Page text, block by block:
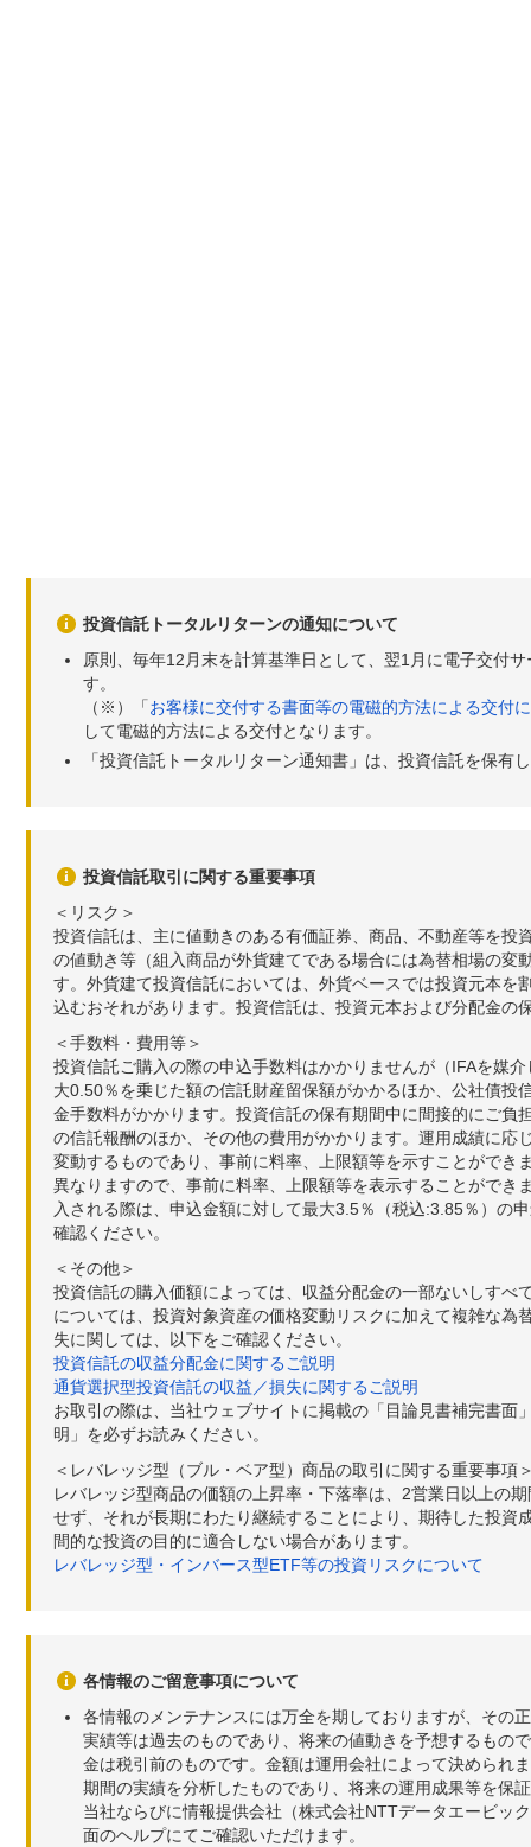
投資信託トータルリターンの通知について
原則、毎年12月末を計算基準日として、翌1月に電子交付
す。
（※）「お客様に交付する書面等の電磁的方法による交付
して電磁的方法による交付となります。
「投資信託トータルリターン通知書」は、投資信託を保有
投資信託取引に関する重要事項
＜リスク＞
投資信託は、主に値動きのある有価証券、商品、不動産等を
の値動き等（組入商品が外貨建てである場合には為替相場の
す。外貨建て投資信託においては、外貨ベースでは投資元本
込むおそれがあります。投資信託は、投資元本および分配金の
＜手数料・費用等＞
投資信託ご購入の際の申込手数料はかかりませんが（IFAを媒
大0.50％を乗じた額の信託財産留保額がかかるほか、公社債
金手数料がかかります。投資信託の保有期間中に間接的にご
の信託報酬のほか、その他の費用がかかります。運用成績に
変動するものであり、事前に料率、上限額等を示すことがで
異なりますので、事前に料率、上限額等を表示することがで
入される際は、申込金額に対して最大3.5％（税込:3.85％）の
確認ください。
＜その他＞
投資信託の購入価額によっては、収益分配金の一部ないしす
については、投資対象資産の価格変動リスクに加えて複雑な
失に関しては、以下をご確認ください。
投資信託の収益分配金に関するご説明
通貨選択型投資信託の収益／損失に関するご説明
お取引の際は、当社ウェブサイトに掲載の「目論見書補完書
明」を必ずお読みください。
＜レバレッジ型（ブル・ベア型）商品の取引に関する重要事項
レバレッジ型商品の価額の上昇率・下落率は、2営業日以上の
せず、それが長期にわたり継続することにより、期待した投
間的な投資の目的に適合しない場合があります。
レバレッジ型・インバース型ETF等の投資リスクについて
各情報のご留意事項について
各情報のメンテナンスには万全を期しておりますが、その
実績等は過去のものであり、将来の値動きを予想するもの
金は税引前のものです。金額は運用会社によって決められ
期間の実績を分析したものであり、将来の運用成果等を保
当社ならびに情報提供会社（株式会社NTTデータエービッ
面のヘルプにてご確認いただけます。